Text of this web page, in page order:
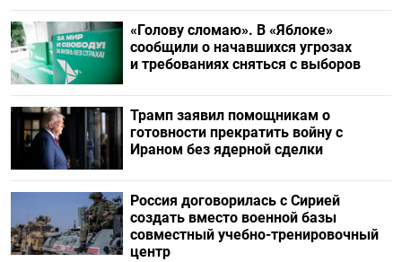
«Голову сломаю». В «Яблоке»
сообщили о начавшихся угрозах
и требованиях сняться с выборов
Трамп заявил помощникам о
готовности прекратить войну с
Ираном без ядерной сделки
Россия договорилась с Сирией
создать вместо военной базы
совместный учебно-тренировочный
центр